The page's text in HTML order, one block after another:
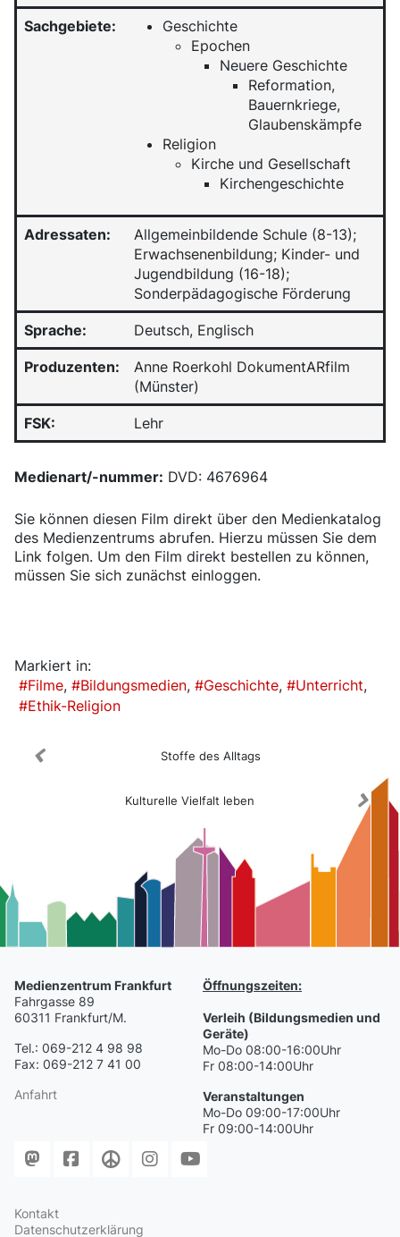
Sachgebiete:
Geschichte
Epochen
Neuere Geschichte
Reformation,
Bauernkriege,
Glaubenskämpfe
Religion
Kirche und Gesellschaft
Kirchengeschichte
Adressaten:
Allgemeinbildende Schule (8-13);
Erwachsenenbildung; Kinder- und
Jugendbildung (16-18);
Sonderpädagogische Förderung
Sprache: Deutsch, Englisch
Produzenten:
Anne Roerkohl DokumentARfilm
(Münster)
FSK: Lehr
Medienart/-nummer: DVD: 4676964
Sie können diesen Film direkt über den Medienkatalog
des Medienzentrums abrufen. Hierzu müssen Sie dem
Link folgen. Um den Film direkt bestellen zu können,
müssen Sie sich zunächst einloggen.
Markiert in:
Filme
Bildungsmedien Geschichte
Unterricht
Ethik-Religion
Stoffe des Alltags
Kulturelle Vielfalt leben
Medienzentrum Frankfurt
Fahrgasse 89
60311 Frankfurt/M.
Tel.: 069-212 4 98 98
Fax: 069-212 7 41 00
Anfahrt
Öffnungszeiten:
Verleih (Bildungsmedien und
Geräte)
Mo-Do 08:00-16:00Uhr
Fr 08:00-14:00Uhr
Veranstaltungen
Mo-Do 09:00-17:00Uhr
Fr 09:00-14:00Uhr
Kontakt
Datenschutzerklärung